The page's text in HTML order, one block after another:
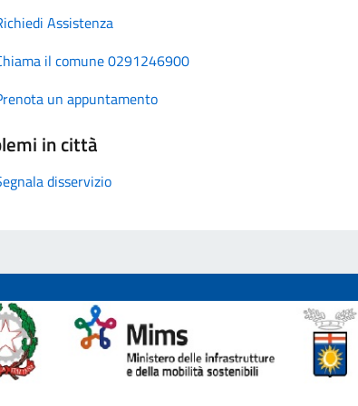
Assistenza
il comune 0291246900
un appuntamento
in città
disservizio